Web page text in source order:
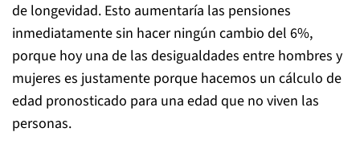
de longevidad. Esto aumentaría las pensiones
inmediatamente sin hacer ningún cambio del 6%,
porque hoy una de las desigualdades entre hombres y
mujeres es justamente porque hacemos un cálculo de
edad pronosticado para una edad que no viven las
personas.